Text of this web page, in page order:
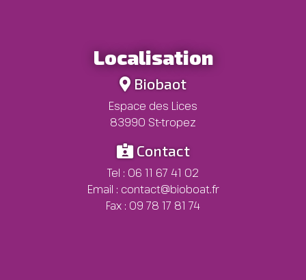
Localisation
Biobaot
Espace des Lices
83990 St-tropez
Contact
Tel : 06 11 67 41 02
Email : contact@bioboat.fr
Fax : 09 78 17 81 74